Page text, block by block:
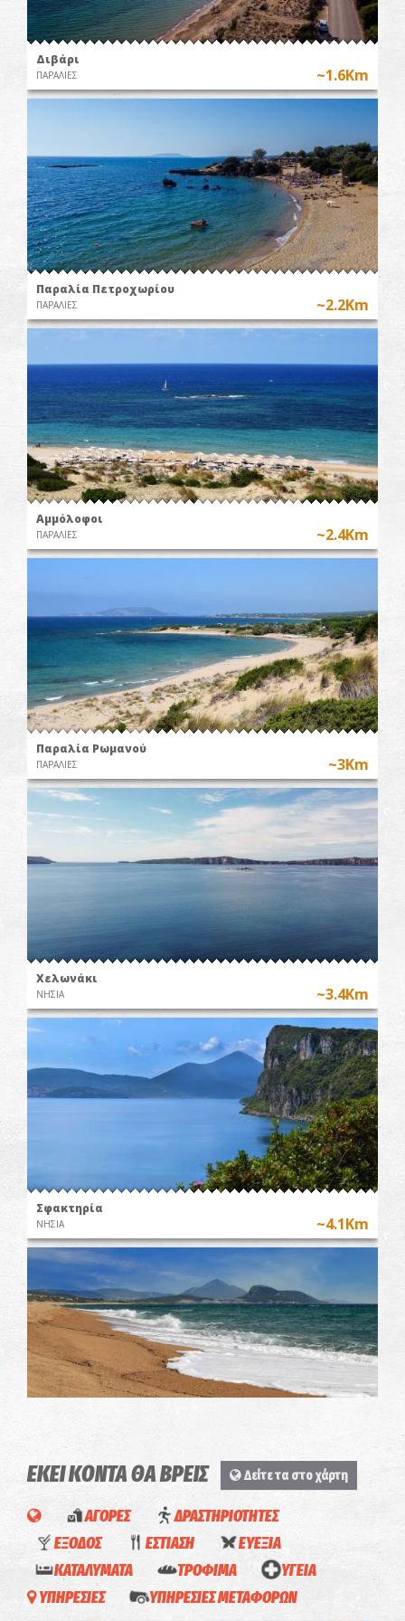
Διβάρι
ΠΑΡΑΛΙΕΣ ~1.6Km
Παραλία Πετροχωρίου
ΠΑΡΑΛΙΕΣ ~2.2Km
Αμμόλοφοι
ΠΑΡΑΛΙΕΣ ~2.4Km
Παραλία Ρωμανού
ΠΑΡΑΛΙΕΣ ~3Km
Χελωνάκι
ΝΗΣΙΑ ~3.4Km
Σφακτηρία
ΝΗΣΙΑ ~4.1Km
ΕΚΕΙ ΚΟΝΤΑ ΘΑ ΒΡΕΙΣ Δείτε τα στο χάρτη
ΑΓΟΡΕΣ
ΔΡΑΣΤΗΡΙΟΤΗΤΕΣ
ΕΞΟΔΟΣ
ΕΣΤΙΑΣΗ
ΕΥΕΞΙΑ
ΚΑΤΑΛΥΜΑΤΑ
ΤΡΟΦΙΜΑ
ΥΓΕΙΑ
ΥΠΗΡΕΣΙΕΣ
ΥΠΗΡΕΣΙΕΣ ΜΕΤΑΦΟΡΩΝ
Ammothines
Θάλασσες